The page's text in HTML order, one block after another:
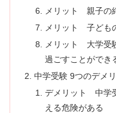
メリット 親子の
メリット 子ども
メリット 大学受
過ごすことができ
中学受験 9つのデメ
デメリット 中学
える危険がある